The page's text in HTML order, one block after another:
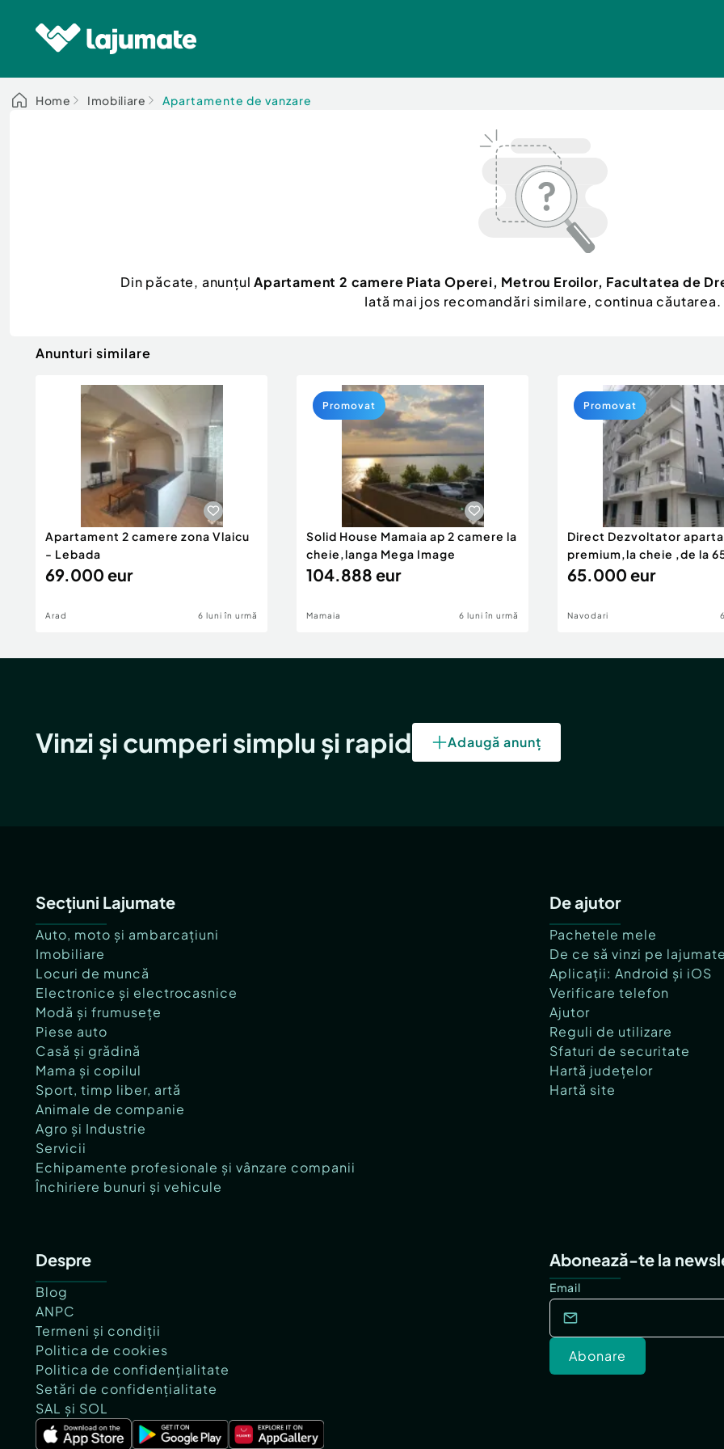
Home Imobiliare Apartamente de vanzare
Din păcate, anunțulApartament 2 camere Piata Operei, Metrou Eroilor, Facultatea de
Iată mai jos recomandări similare, continua căutarea.
Anunturi similare
Apartament 2 camere zona Vlaicu
- Lebada
69.000 eur
Arad 6 luni în urmă
Solid House Mamaia ap 2 camere la
cheie,langa Mega Image
104.888 eur
Mamaia 6 luni în urmă
Promovat
Direct Dezvoltator
premium,la cheie ,de la
eur
65.000 eur
Navodari
Promovat
Vinzi și cumperi simplu și rapid Adaugă anunț
Secțiuni Lajumate
Auto, moto și ambarcațiuni
Imobiliare
Locuri de muncă
Electronice și electrocasnice
Modă și frumusețe
Piese auto
Casă și grădină
Mama și copilul
Sport, timp liber, artă
Animale de companie
Agro și Industrie
Servicii
Echipamente profesionale și vânzare companii
Închiriere bunuri și vehicule
De ajutor
Pachetele mele
De ce să vinzi pe
Aplicații: Android și iOS
Verificare telefon
Ajutor
Reguli de utilizare
Sfaturi de securitate
Hartă județelor
Hartă site
Despre
Blog
ANPC
Termeni și condiții
Politica de cookies
Politica de confidențialitate
Setări de confidențialitate
SAL și SOL
Abonează-te la
Email
Abonare